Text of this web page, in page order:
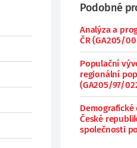
Podobné
Analýza a
ČR (GA205/
Populační
regionální
(GA205/97/
České
společnosti